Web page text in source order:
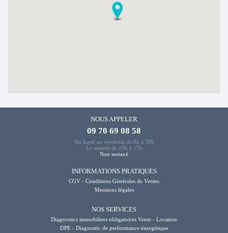
NOUS APPELER
09 70 69 08 58
Du lundi au vendredi de 8h à 20h
Le samedi de 10h à 15h
Non surtaxé
INFORMATIONS PRATIQUES
CGV - Conditions Générales de Ventes
Mentions légales
NOS SERVICES
Diagnostics immobiliers obligatoires Vente - Location
DPE - Diagnostic de performance énergétique